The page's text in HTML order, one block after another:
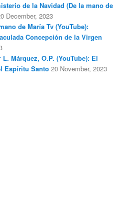
de la Navidad (De la mano de
December, 2023
de María Tv (YouTube):
Concepción de la Virgen
Márquez, O.P. (YouTube): El
Espíritu Santo 20 November, 2023